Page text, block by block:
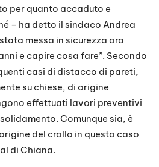
per quanto accaduto e
– ha detto il sindaco Andrea
messa in sicurezza ora
e capire cosa fare”. Secondo
casi di distacco di pareti,
su chiese, di origine
effettuati lavori preventivi
Comunque sia, è
del crollo in questo caso
di Chiana.